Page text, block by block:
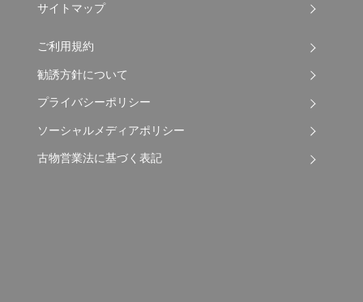
サイトマップ
ご利用規約
勧誘方針について
プライバシーポリシー
ソーシャルメディアポリシー
古物営業法に基づく表記